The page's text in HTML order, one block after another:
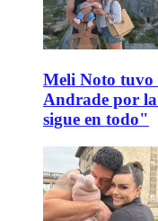
Meli Noto tuvo
Andrade por
sigue en todo"